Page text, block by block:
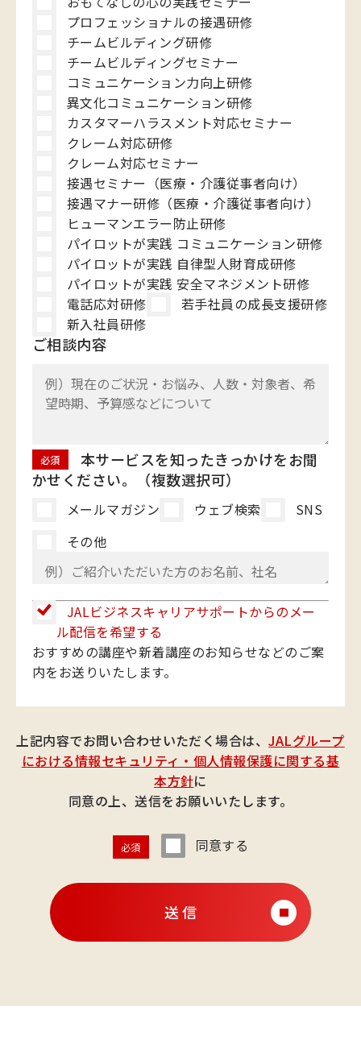
プロフェッショナルの接遇研修
チームビルディング研修
チームビルディングセミナー
コミュニケーション力向上研修
異文化コミュニケーション研修
カスタマーハラスメント対応セミナー
クレーム対応研修
クレーム対応セミナー
接遇セミナー（医療・介護従事者向け）
接遇マナー研修（医療・介護従事者向け）
ヒューマンエラー防止研修
パイロットが実践 コミュニケーション研修
パイロットが実践 自律型人財育成研修
パイロットが実践 安全マネジメント研修
電話応対研修
若手社員の成長支援研修
新入社員研修
ご相談内容
必須
本サービスを知ったきっかけをお聞
かせください。（複数選択可）
メールマガジン ウェブ検索
SNS
その他
JALビジネスキャリアサポートからのメー
ル配信を希望する
おすすめの講座や新着講座のお知らせなどのご案
内をお送りいたします。
上記内容でお問い合わせいただく場合は、JALグループ
における情報セキュリティ・個人情報保護に関する基
本方針に
同意の上、送信をお願いいたします。
必須 同意する
送 信